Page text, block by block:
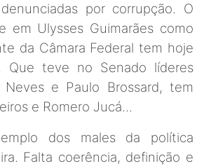
por corrupção. O
em Ulysses Guimarães como
da Câmara Federal tem hoje
Que teve no Senado líderes
e Paulo Brossard, tem
e Romero Jucá...
dos males da política
Falta coerência, definição e